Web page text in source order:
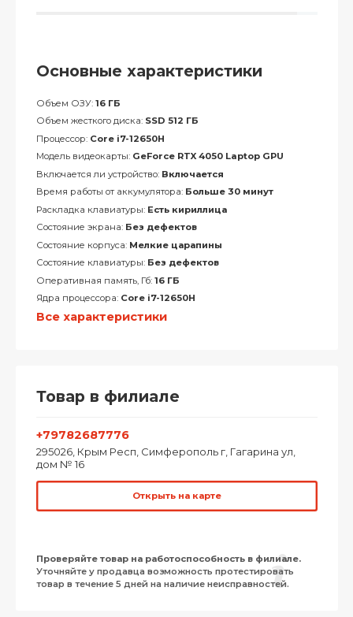
Основные характеристики
Объем ОЗУ: 16 ГБ
Объем жесткого диска: SSD 512 ГБ
Процессор: Core i7-12650H
Модель видеокарты: GeForce RTX 4050 Laptop GPU
Включается ли устройство: Включается
Время работы от аккумулятора: Больше 30 минут
Раскладка клавиатуры: Есть кириллица
Состояние экрана: Без дефектов
Состояние корпуса: Мелкие царапины
Состояние клавиатуры: Без дефектов
Оперативная память, Гб: 16 ГБ
Ядра процессора: Core i7-12650H
Все характеристики
Товар в филиале
+79782687776
295026, Крым Респ, Симферополь г, Гагарина ул,
дом № 16
Открыть на карте
Проверяйте товар на работоспособность в филиале.
Уточняйте у продавца возможность протестировать
товар в течение 5 дней на наличие неисправностей.